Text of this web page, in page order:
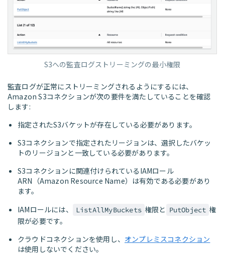
S3への監査ログストリーミングの最小権限
監査ログが正常にストリーミングされるようにするには、
Amazon S3コネクションが次の要件を満たしていることを確認
します:
指定されたS3バケットが存在している必要があります。
S3コネクションで指定されたリージョンは、選択したバケッ
トのリージョンと一致している必要があります。
S3コネクションに関連付けられているIAMロール
ARN（Amazon Resource Name）は有効である必要があり
ます。
IAMロールには、
ListAllMyBuckets 権限と PutObject 権
限が必要です。
クラウドコネクションを使用し、 オンプレミスコネクション
は使用しないでください。